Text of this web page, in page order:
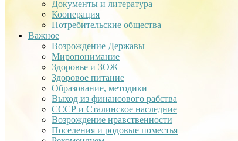
Документы и литература
Кооперация
Потребительские общества
Важное
Возрождение Державы
Миропонимание
Здоровье и ЗОЖ
Здоровое питание
Образование, методики
Выход из финансового рабства
СССР и Сталинское наследние
Возрождение нравственности
Поселения и родовые поместья